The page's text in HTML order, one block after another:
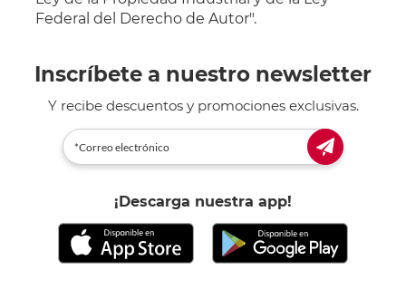
Federal del Derecho de Autor".
Inscríbete a nuestro newsletter
Y recibe descuentos y promociones exclusivas.
¡Descarga nuestra app!